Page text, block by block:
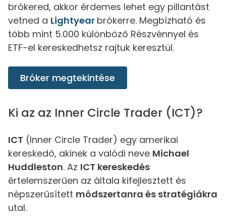
brókered, akkor érdemes lehet egy pillantást
vetned a Lightyear brókerre. Megbízható és
több mint 5.000 különböző Részvénnyel és
ETF-el kereskedhetsz rajtuk keresztül.
Bróker megtekintése
Ki az az Inner Circle Trader (ICT)?
ICT (Inner Circle Trader) egy amerikai
kereskedő, akinek a valódi neve Michael
Huddleston. Az ICT kereskedés
értelemszerűen az általa kifejlesztett és
népszerűsített módszertanra és stratégiákra
utal.